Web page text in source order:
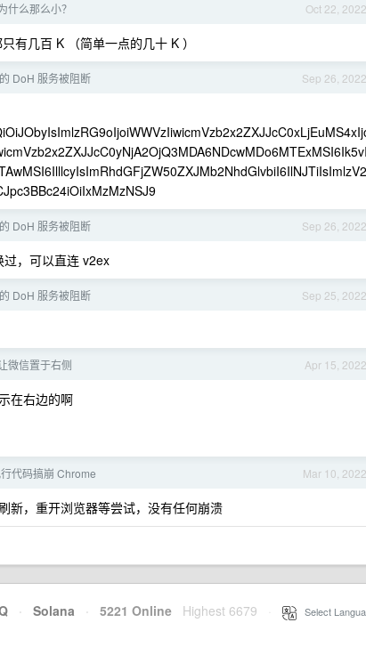
Oct 22, 2022
什么那么小？
有几百 K （简单一点的几十 K ）
Sep 26, 2022
DoH 服务被阻断
Sep 26, 2022
DoH 服务被阻断
，可以直连 v2ex
Sep 25, 2022
DoH 服务被阻断
Apr 15, 2022
微信置于右侧
在右边的啊
Mar 10, 2022
代码搞崩 Chrome
新，重开浏览器等尝试，没有任何崩溃
· Solana · 5221 Online Highest 6679 Select